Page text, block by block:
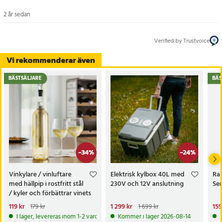
Vi rekommenderar även
-34%
BÄSTSÄLJARE
Vinkylare / vinluftare
med hällpip i rostfritt stål
/ kyler och förbättrar vinets
smak
Nuvarande pris
119 krTidigare pris:179 kr
119 kr 179 kr
I lager, levereras inom 1-2 vardagar
-24%
Elektrisk kylbox 40L med
230V och 12V anslutning
Nuvarande pris:
1 299 krTidigare pris:1 699 kr
1 299 kr 1 699 kr
Kommer i lager 2026-08-14
2 år sedan
Verified by Trustvoice